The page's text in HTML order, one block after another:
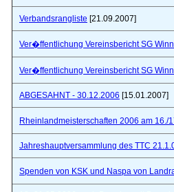
Verbandsrangliste [21.09.2007]
Ver�ffentlichung Vereinsbericht SG
Ver�ffentlichung Vereinsbericht SG
ABGESAHNT - 30.12.2006 [15.01.2007]
Rheinlandmeisterschaften 2006 am
Jahreshauptversammlung des TTC
Spenden von KSK und Naspa von